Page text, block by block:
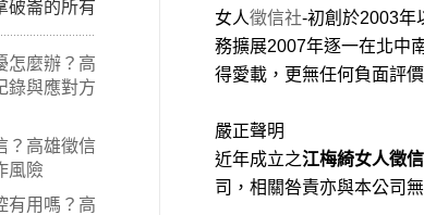
破崙的所有
，形成偏執
來就被拿來
沙文主義傾
家和民族
也廣泛應用
出現了男
怎麼辦？高
錄與應對方
？高雄徵信
風險
有用嗎？高
女人徵信社-初創於2003年
務擴展2007年逐一在北中
得愛載，更無任何負面評
嚴正聲明
近年成立之江梅綺女人徵信
司，相關咎責亦與本公司無